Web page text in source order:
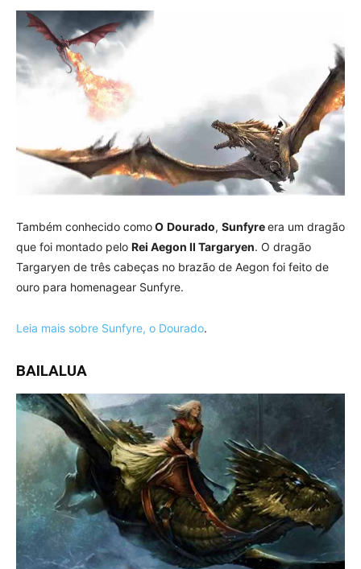
Também conhecido comoO Dourado, Sunfyreera um dragão
que foi montado pelo Rei Aegon II Targaryen. O dragão
Targaryen de três cabeças no brazão de Aegon foi feito de
ouro para homenagear Sunfyre.
Leia mais sobre Sunfyre, o Dourado.
BAILALUA